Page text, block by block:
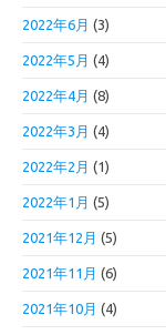
2022年6月 (3)
2022年5月 (4)
2022年4月 (8)
2022年3月 (4)
2022年2月 (1)
2022年1月 (5)
2021年12月 (5)
2021年11月 (6)
2021年10月 (4)